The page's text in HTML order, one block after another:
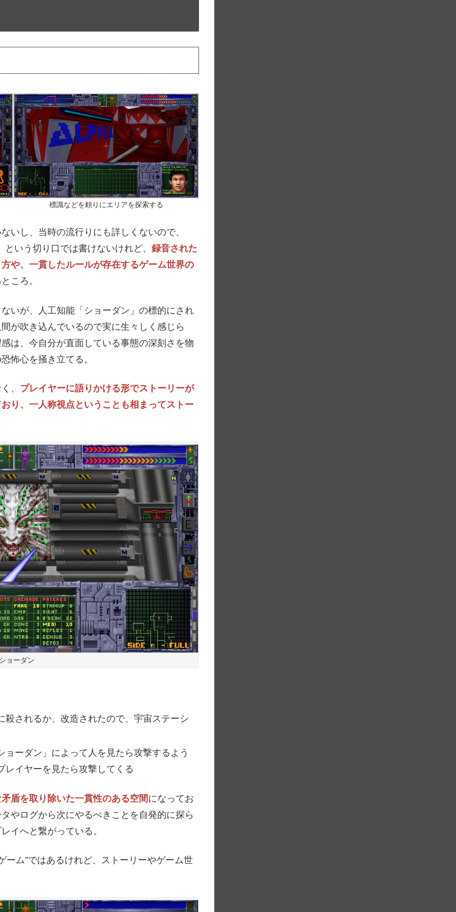
標識などを頼りにエリアを探索する
いし、当時の流行りにも詳しくないので、
いう切り口では書けないけれど、 録音された
や、一貫したルールが存在するゲーム世界の
ところ。
いが、人工知能「ショーダン」の標的にされ
が吹き込んでいるので実に生々しく感じら
は、今自分が直面している事態の深刻さを物
怖心を掻き立てる。
、 プレイヤーに語りかける形でストーリーが
り、一人称視点ということも相まってストー
ョーダン
されるか、改造されたので、宇宙ステーシ
ーダン」によって人を見たら攻撃するよう
レイヤーを見たら攻撃してくる
盾を取り除いた一貫性のある空間になってお
やログから次にやるべきことを自発的に探ら
イへと繋がっている。
ーム”ではあるけれど、ストーリーやゲーム世